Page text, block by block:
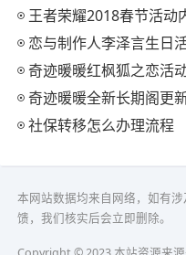
王者荣耀2018春节活动
恋与制作人李泽言生日
奇迹暖暖红枫狐之恋活
奇迹暖暖全新长期阁更
社保转移怎么办理流程
本网站数据均来自网络，如有
馈，我们核实后会立即删除。